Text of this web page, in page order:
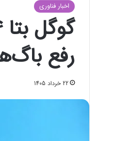
اخبار فناوری
رفع
22 خرداد 1405